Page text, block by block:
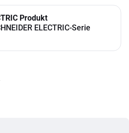
Produkt
ELECTRIC-Serie